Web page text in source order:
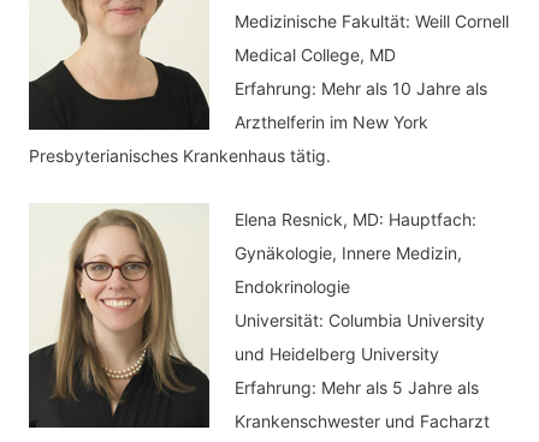
Medizinische Fakultät: Weill Cornell
Medical College, MD
Erfahrung: Mehr als 10 Jahre als
Arzthelferin im New York
Presbyterianisches Krankenhaus tätig.
Elena Resnick, MD: Hauptfach:
Gynäkologie, Innere Medizin,
Endokrinologie
Universität: Columbia University
und Heidelberg University
Erfahrung: Mehr als 5 Jahre als
Krankenschwester und Facharzt